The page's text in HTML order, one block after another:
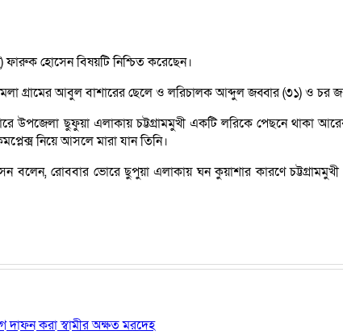
হোসেন বিষয়টি নিশ্চিত করেছেন।
গ্রামের আবুল বাশারের ছেলে ও লরিচালক আব্দুল জব্বার (৩১) ও চর
উপজেলা ছুফুয়া এলাকায় চট্টগ্রামমুখী একটি লরিকে পেছনে থাকা
নিয়ে আসলে মারা যান তিনি।
বলেন, রোববার ভোরে ছুপুয়া এলাকায় ঘন কুয়াশার কারণে
দাফন করা স্বামীর অক্ষত মরদেহ